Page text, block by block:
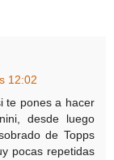
12:02
te pones a hacer
desde luego
de Topps
pocas repetidas